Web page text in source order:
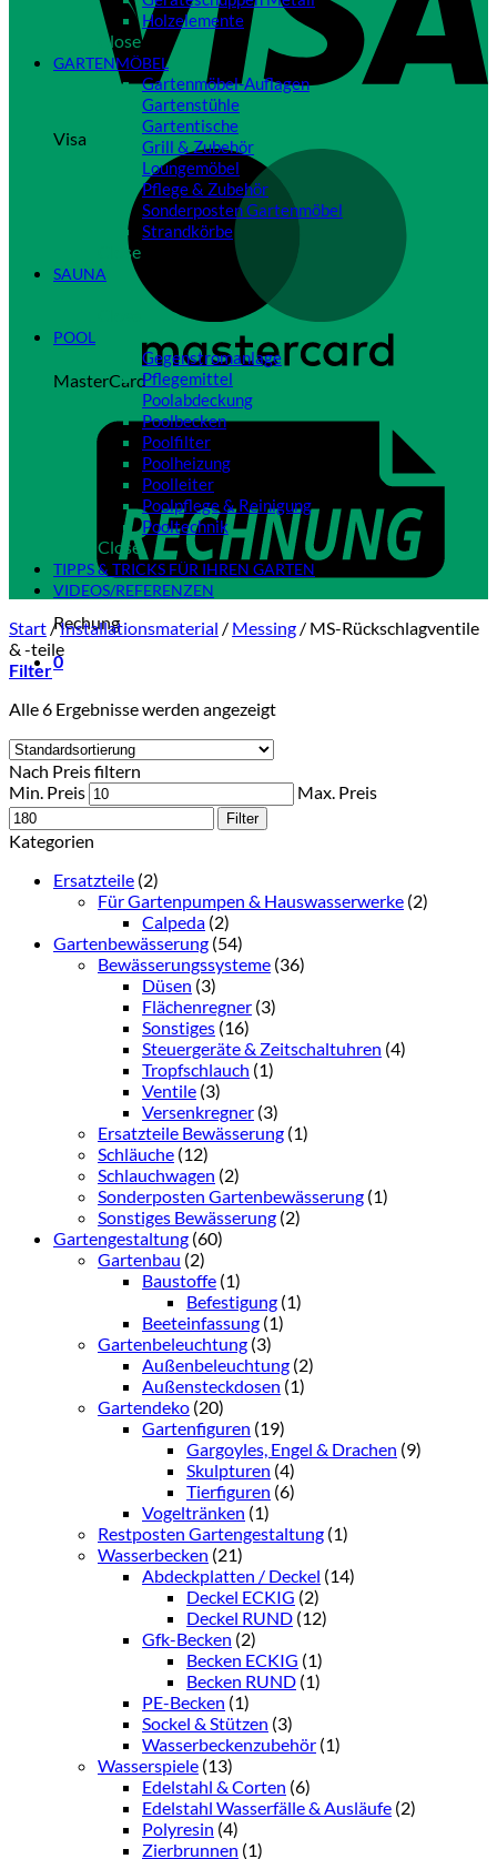
Visa
MasterCard
Rechung
0
Holzelemente
Close
GARTENMÖBEL
Gartenmöbel-Auflagen
Gartenstühle
Gartentische
Grill & Zubehör
Loungemöbel
Pflege & Zubehör
Sonderposten Gartenmöbel
Strandkörbe
Close
SAUNA
POOL
Gegenstromanlage
Pflegemittel
Poolabdeckung
Poolbecken
Poolfilter
Poolheizung
Poolleiter
Poolpflege & Reinigung
Pooltechnik
Close
TIPPS & TRICKS FÜR IHREN GARTEN
VIDEOS/REFERENZEN
Start /Installationsmaterial / Messing / MS-Rückschlagventile
& -teile
Filter
Alle 6 Ergebnisse werden angezeigt
Nach Preis filtern
Min. Preis
Max. Preis
Filter
Kategorien
Ersatzteile (2)
Für Gartenpumpen & Hauswasserwerke (2)
Calpeda (2)
Gartenbewässerung (54)
Bewässerungssysteme (36)
Düsen (3)
Flächenregner (3)
Sonstiges (16)
Steuergeräte & Zeitschaltuhren (4)
Tropfschlauch (1)
Ventile (3)
Versenkregner (3)
Ersatzteile Bewässerung (1)
Schläuche (12)
Schlauchwagen (2)
Sonderposten Gartenbewässerung (1)
Sonstiges Bewässerung (2)
Gartengestaltung (60)
Gartenbau (2)
Baustoffe (1)
Befestigung (1)
Beeteinfassung (1)
Gartenbeleuchtung (3)
Außenbeleuchtung (2)
Außensteckdosen (1)
Gartendeko (20)
Gartenfiguren (19)
Gargoyles, Engel & Drachen (9)
Skulpturen (4)
Tierfiguren (6)
Vogeltränken (1)
Restposten Gartengestaltung (1)
Wasserbecken (21)
Abdeckplatten / Deckel (14)
Deckel ECKIG (2)
Deckel RUND (12)
Gfk-Becken (2)
Becken ECKIG (1)
Becken RUND (1)
PE-Becken (1)
Sockel & Stützen (3)
Wasserbeckenzubehör (1)
Wasserspiele (13)
Edelstahl & Corten (6)
Edelstahl Wasserfälle & Ausläufe (2)
Polyresin (4)
Zierbrunnen (1)